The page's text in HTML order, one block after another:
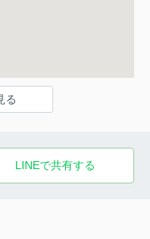
る
LINEで共有する